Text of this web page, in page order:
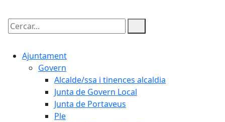
Cercar:
Ajuntament
Govern
Alcalde/ssa i tinences alcaldia
Junta de Govern Local
Junta de Portaveus
Ple